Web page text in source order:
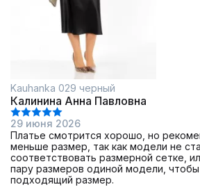
Kauhanka 029 черный
Калинина Анна Павловна
29 июня 2026
Платье смотрится хорошо, но
меньше размер, так как модели не
соответствовать размерной сетке,
пару размеров одиной модели,
подходящий размер.